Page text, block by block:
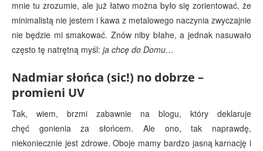
mnie tu zrozumie, ale już łatwo można było się zorientować, że
minimalistą nie jestem i kawa z metalowego naczynia zwyczajnie
nie będzie mi smakować. Znów niby błahe, a jednak nasuwało
często tę natrętną myśl: ja chcę do Domu…
Nadmiar słońca (sic!) no dobrze –
promieni UV
Tak, wiem, brzmi zabawnie na blogu, który deklaruje
chęć gonienia za słońcem. Ale ono, tak naprawdę,
niekoniecznie jest zdrowe. Oboje mamy bardzo jasną karnację i